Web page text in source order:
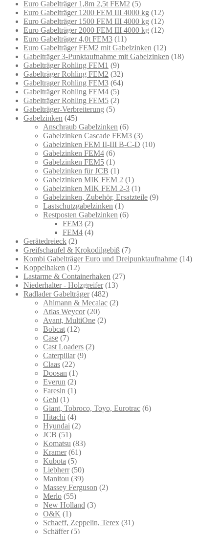
Euro Gabelträger 1,8m 2,5t FEM2 (5)
Euro Gabelträger 1200 FEM III 4000 kg (12)
Euro Gabelträger 1500 FEM III 4000 kg (12)
Euro Gabelträger 2000 FEM III 4000 kg (12)
Euro Gabelträger 4,0t FEM3 (11)
Euro Gabelträger FEM2 mit Gabelzinken (12)
Gabelträger 3-Punktaufnahme mit Gabelzinken (18)
Gabelträger Rohling FEM1 (9)
Gabelträger Rohling FEM2 (32)
Gabeltrager Rohling FEM3 (64)
Gabelträger Rohling FEM4 (5)
Gabelträger Rohling FEM5 (2)
Gabelträger-Verbreiterung (5)
Gabelzinken (45)
Anschraub Gabelzinken (6)
Gabelzinken Cascade FEM3 (3)
Gabelzinken FEM II-III B-C-D (10)
Gabelzinken FEM4 (6)
Gabelzinken FEM5 (1)
Gabelzinken für JCB (1)
Gabelzinken MIK FEM 2 (1)
Gabelzinken MIK FEM 2-3 (1)
Gabelzinken, Zubehör, Ersatzteile (9)
Lastschutzgabelzinken (1)
Restposten Gabelzinken (6)
FEM3 (2)
FEM4 (4)
Gerätedreieck (2)
Greifschaufel & Krokodilgebiß (7)
Kombi Gabelträger Euro und Dreipunktaufnahme (14)
Koppelhaken (12)
Lastarme & Containerhaken (27)
Niederhalter - Holzgreifer (13)
Radlader Gabelträger (482)
Ahlmann & Mecalac (2)
Atlas Weycor (20)
Avant, MultiOne (2)
Bobcat (12)
Case (7)
Cast Loaders (2)
Caterpillar (9)
Claas (22)
Doosan (1)
Everun (2)
Faresin (1)
Gehl (1)
Giant, Tobroco, Toyo, Eurotrac (6)
Hitachi (4)
Hyundai (2)
JCB (51)
Komatsu (83)
Kramer (61)
Kubota (5)
Liebherr (50)
Manitou (39)
Massey Ferguson (2)
Merlo (55)
New Holland (3)
O&K (1)
Schaeff, Zeppelin, Terex (31)
Schäffer (5)